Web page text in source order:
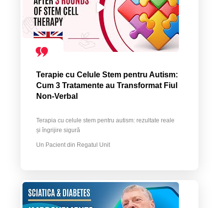
Terapie cu Celule Stem pentru Autism:
Cum 3 Tratamente au Transformat Fiul
Non-Verbal
Terapia cu celule stem pentru autism: rezultate reale
și îngrijire sigură
Un Pacient din Regatul Unit